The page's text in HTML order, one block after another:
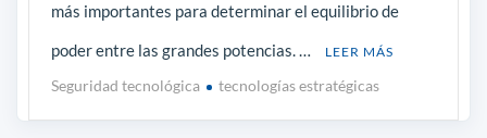
más importantes para determinar el equilibrio de
poder entre las grandes potencias. …
LEER MÁS
Seguridad tecnológica tecnologías estratégicas